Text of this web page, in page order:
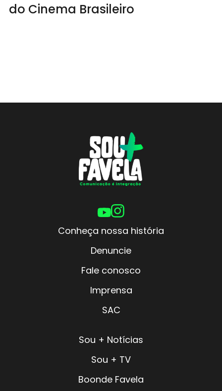
do Cinema Brasileiro
Conheça nossa história
Denuncie
Fale conosco
Imprensa
SAC
Sou + Notícias
Sou + TV
Boonde Favela